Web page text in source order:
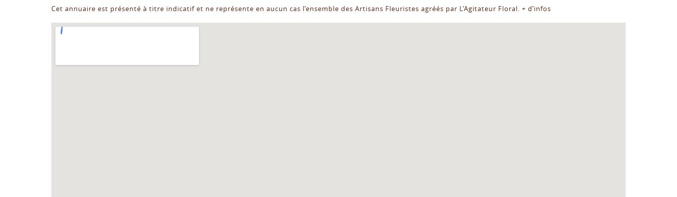
Cet annuaire est présenté à titre indicatif et ne représente en aucun cas l’ensemble des Artisans Fleuristes agréés par L’Agitateur Floral. + d’infos